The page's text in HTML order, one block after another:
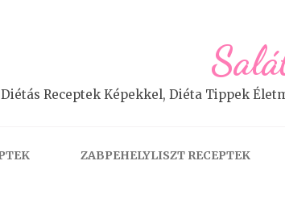
Diétás Receptek Képekkel, Diéta Tippek
ZABPEHELYLISZT RECEPTEK